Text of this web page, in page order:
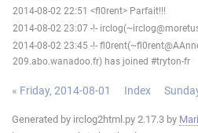
2014-08-02 22:51 <fl0rent> Parfait!!!
2014-08-02 23:07 -!-
2014-08-02 23:45 -!-
209.abo.wanadoo.fr) has joined #tryton-fr
« Friday, 2014-08-01 Index
Generated by irclog2html.py 2.17.3 by